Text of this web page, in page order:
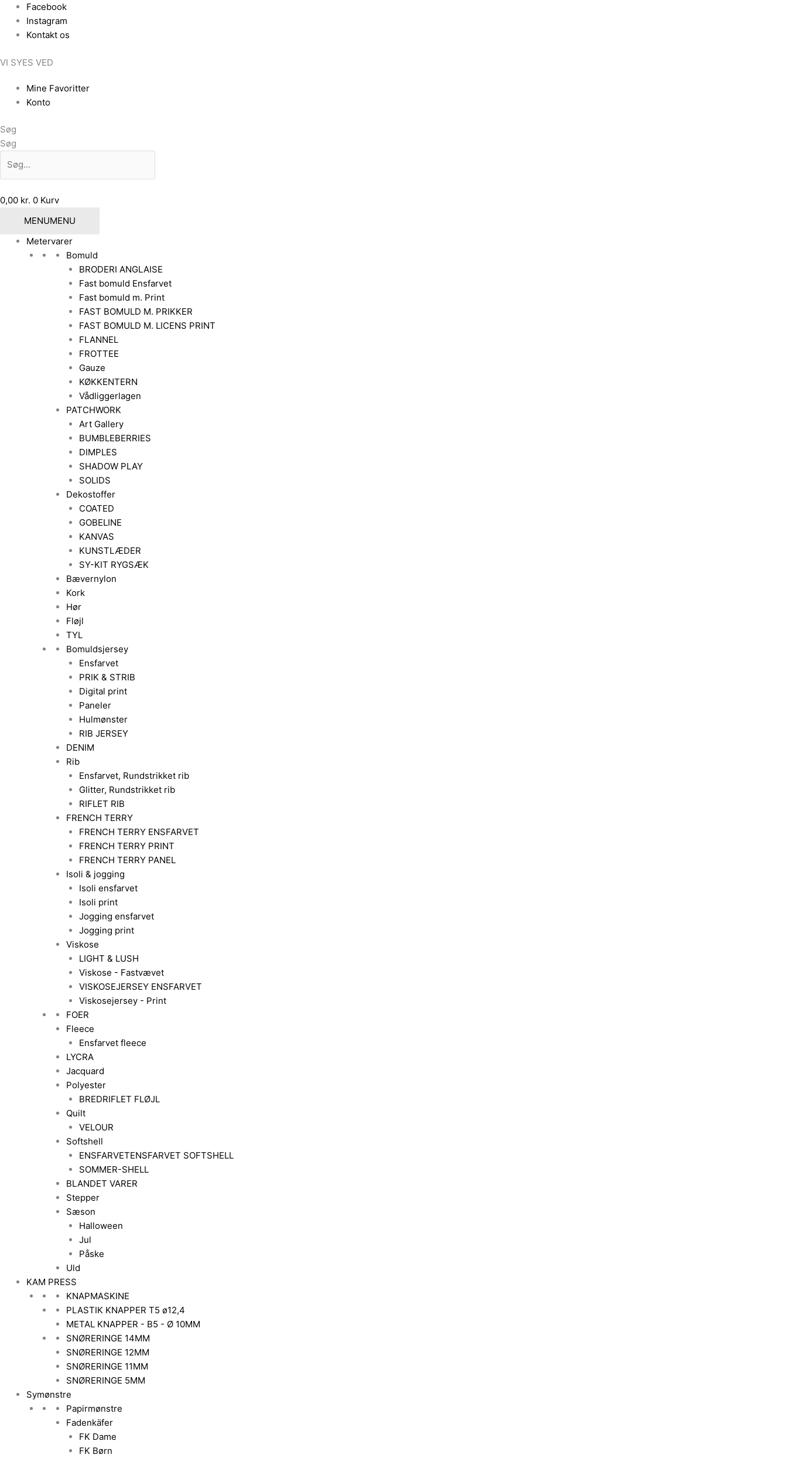
indholdet
Facebook
Instagram
Kontakt os
VI SYES VED
Mine Favoritter
Konto
Søg
Søg
0,00 kr. 0 Kurv
MENUMENU
Metervarer
Bomuld
BRODERI ANGLAISE
Fast bomuld Ensfarvet
Fast bomuld m. Print
FAST BOMULD M. PRIKKER
FAST BOMULD M. LICENS PRINT
FLANNEL
FROTTEE
Gauze
KØKKENTERN
Vådliggerlagen
PATCHWORK
Art Gallery
BUMBLEBERRIES
DIMPLES
SHADOW PLAY
SOLIDS
Dekostoffer
COATED
GOBELINE
KANVAS
KUNSTLÆDER
SY-KIT RYGSÆK
Bævernylon
Kork
Hør
Fløjl
TYL
Bomuldsjersey
Ensfarvet
PRIK & STRIB
Digital print
Paneler
Hulmønster
RIB JERSEY
DENIM
Rib
Ensfarvet, Rundstrikket rib
Glitter, Rundstrikket rib
RIFLET RIB
FRENCH TERRY
FRENCH TERRY ENSFARVET
FRENCH TERRY PRINT
FRENCH TERRY PANEL
Isoli & jogging
Isoli ensfarvet
Isoli print
Jogging ensfarvet
Jogging print
Viskose
LIGHT & LUSH
Viskose - Fastvævet
VISKOSEJERSEY ENSFARVET
Viskosejersey - Print
FOER
Fleece
Ensfarvet fleece
LYCRA
Jacquard
Polyester
BREDRIFLET FLØJL
Quilt
VELOUR
Softshell
ENSFARVETENSFARVET SOFTSHELL
SOMMER-SHELL
BLANDET VARER
Stepper
Sæson
Halloween
Jul
Påske
Uld
KAM PRESS
KNAPMASKINE
PLASTIK KNAPPER T5 ø12,4
METAL KNAPPER - B5 - Ø 10MM
SNØRERINGE 14MM
SNØRERINGE 12MM
SNØRERINGE 11MM
SNØRERINGE 5MM
Symønstre
Papirmønstre
Fadenkäfer
FK Dame
FK Børn
Den
oprindelige
pris